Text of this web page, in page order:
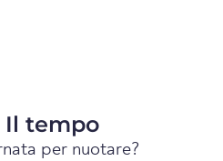
Il tempo
per nuotare?